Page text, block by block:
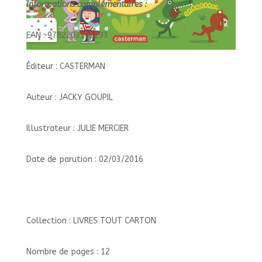
Informations complémentaires :
EAN : 9782203102293
Éditeur : CASTERMAN
Auteur : JACKY GOUPIL
Illustrateur : JULIE MERCIER
Date de parution : 02/03/2016
Collection : LIVRES TOUT CARTON
Nombre de pages : 12